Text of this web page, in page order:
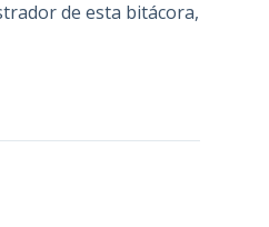
de esta bitácora,